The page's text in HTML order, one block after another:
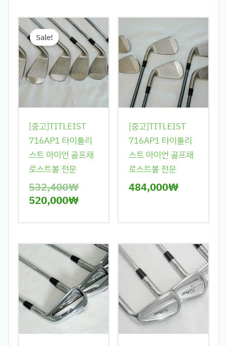
Sale!
[중고]TITLEIST
716AP1 타이틀리
스트 아이언 골프채
로스트볼 전문
532,400₩
원
래
가
격:
532,400₩.
520,000₩
현
재
가
격:
520,000₩.
[중고]TITLEIST
716AP1 타이틀리
스트 아이언 골프채
로스트볼 전문
484,000₩